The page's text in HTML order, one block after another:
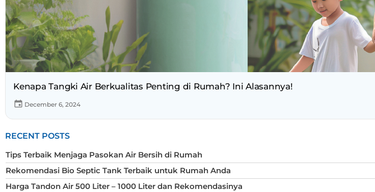
Kenapa Tangki Air Berkualitas Penting di Rumah? Ini Alasannya!
December 6, 2024
RECENT POSTS
Tips Terbaik Menjaga Pasokan Air Bersih di Rumah
Rekomendasi Bio Septic Tank Terbaik untuk Rumah Anda
Harga Tandon Air 500 Liter – 1000 Liter dan Rekomendasinya